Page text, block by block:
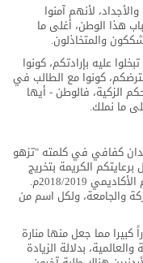
لأنهم آمنوا
هذا الوطن، أغلى ما
والمتخاذلون.
عليه بإرادتكم، كونوا
كونوا مع الطالب في
الزكية، فالوطن - أيها
ما نملك.
كفافي في كلمته "تزهو
الكريمة بتخريج
ثلة من خريجي برامج الدراسات العليا فيها للعام الأكاديمي 2018/2019م.
والجامعة، ولكل اسم من
مما جعل منها منارة
بدلالة الزيادة